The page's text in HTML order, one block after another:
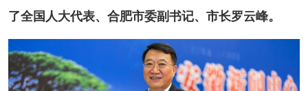
了全国人大代表、合肥市委副书记、市长罗云峰。